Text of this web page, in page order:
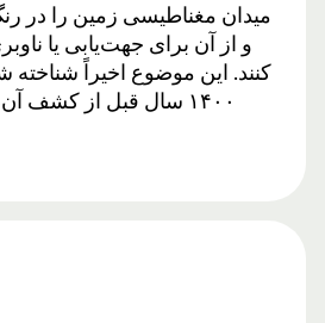
میدان مغناطیسی زمین را در
و از آن برای جهت‌یابی یا
کنند. این موضوع اخیراً شناخته
۱۴۰۰ سال قبل از کشف